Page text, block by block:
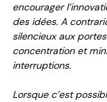
encourager
des idées. A
silencieux aux
concentration et
interruptions.
Lorsque c’est